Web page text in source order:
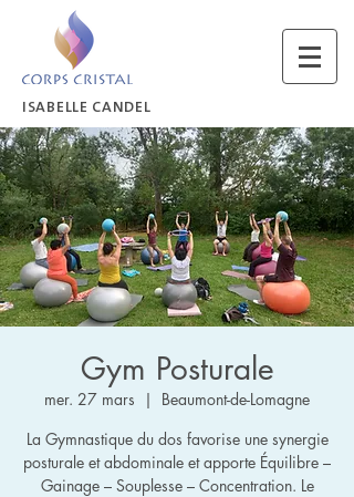
ISABELLE CANDEL
Gym Posturale
mer. 27 mars
  |
Beaumont-de-Lomagne
La Gymnastique du dos favorise une synergie
posturale et abdominale et apporte Équilibre –
Gainage – Souplesse – Concentration. Le